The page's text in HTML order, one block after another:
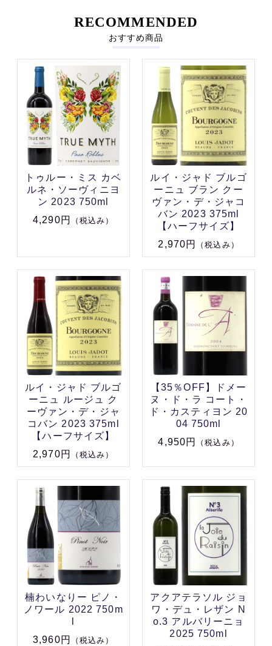
RECOMMENDED
おすすめ商品
トゥルー・ミス カベ
ルネ・ソーヴィニヨ
ン 2023 750ml
4,290円
（税込み）
ルイ・ジャド ブルゴ
ーニュ ブラン クー
ヴァン・デ・ジャコ
バン 2023 375ml
【ハーフサイズ】
2,970円
（税込み）
ルイ・ジャド ブルゴ
ーニュ ルージュ ク
ーヴァン・デ・ジャ
コバン 2023 375ml
【ハーフサイズ】
2,970円
（税込み）
【35％OFF】ドメー
ヌ・ド・ラ コート・
ド・カスティヨン 20
04 750ml
4,950円
（税込み）
楠わいなりー ピノ・
ノワール 2022 750m
3,960円
（税込み）
アクアテラソル ジョ
ワ・デュ・レザン N
o.3 アルバリーニョ
2025 750ml